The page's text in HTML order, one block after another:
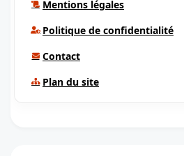
Mentions légales
Politique de confidentialité
Contact
Plan du site